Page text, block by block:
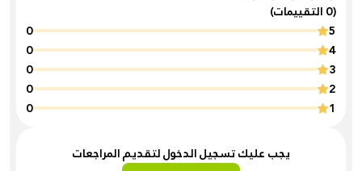
(0 التقييمات)
5
0
4
0
3
0
2
0
1
0
يجب عليك تسجيل الدخول لتقديم المراجعات